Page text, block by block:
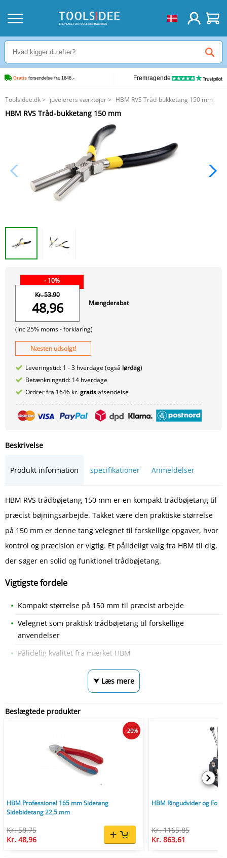
Gratis forsendelse fra 1646,- Fremragende
Toolsidee.dk> juvelerers værktøjer> HBM RVS Tråd-bukketang 150 mm
HBM RVS Tråd-bukketang 150 mm
- 10%
Kr. 53.90
48,96
(Inc 25% moms -forklaring)
Mængderabat
Næsten udsolgt!
Leveringstid: 1 - 3 hverdage (også lørdag)
Betænkningstid: 14 hverdage
Ordrer fra 1646 kr.gratisafsendelse
Beskrivelse
Produkt information specifikationer Anmeldelser
HBM RVS trådbøjetang 150 mm er en kompakt trådbøjetang til
præcist bøjningsarbejde. Takket være den praktiske størrelse
på 150 mm er denne tang velegnet til forskellige opgaver, hvor
kontrol og præcision er vigtig. Et pålideligt valg fra HBM til dig,
der søger en solid og funktionel trådbøjetang.
Vigtigste fordele
Kompakt størrelse på 150 mm til præcist arbejde
Velegnet som praktisk trådbøjetang til forskellige
anvendelser
Pålidelig kvalitet fra mærket HBM
⮟ Læs mere
Beslægtede produkter
HBM Professionel 165 mm Sidetang
Sidebidetang 22,5 mm
Kr. 58,75
Kr. 48,96
-20%
HBM Ringudvider og
Kr. 1165,85
Kr. 863,61